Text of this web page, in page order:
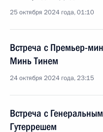
25 октября 2024 года, 01:10
Встреча с Премьер-
Минь Тинем
24 октября 2024 года, 23:15
Встреча с
Гутеррешем